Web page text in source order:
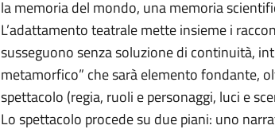
la memoria del mondo, una memoria
L’adattamento teatrale mette insieme i
susseguono senza soluzione di continuità,
metamorfico” che sarà elemento fondante,
spettacolo (regia, ruoli e personaggi, luci e
Lo spettacolo procede su due piani: uno